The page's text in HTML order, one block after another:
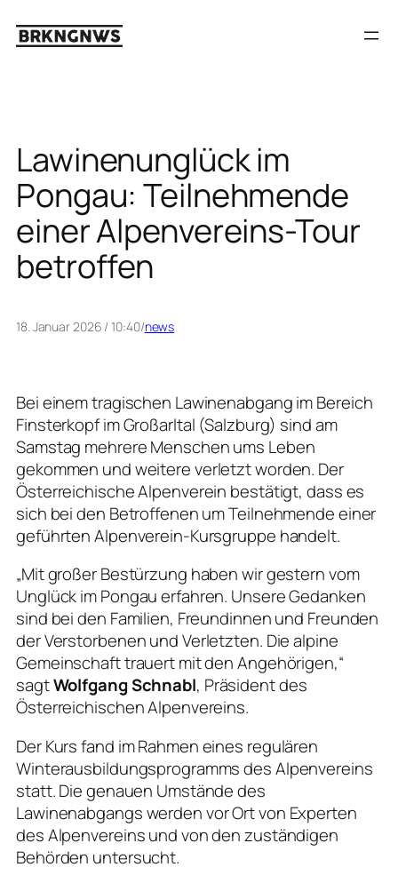
Inhalt
Lawinenunglück im
Pongau: Teilnehmende
einer Alpenvereins-Tour
betroffen
18. Januar 2026 / 10:40/news
Bei einem tragischen Lawinenabgang im Bereich
Finsterkopf im Großarltal (Salzburg) sind am
Samstag mehrere Menschen ums Leben
gekommen und weitere verletzt worden. Der
Österreichische Alpenverein bestätigt, dass es
sich bei den Betroffenen um Teilnehmende einer
geführten Alpenverein-Kursgruppe handelt.
„Mit großer Bestürzung haben wir gestern vom
Unglück im Pongau erfahren. Unsere Gedanken
sind bei den Familien, Freundinnen und Freunden
der Verstorbenen und Verletzten. Die alpine
Gemeinschaft trauert mit den Angehörigen,“
sagtWolfgang Schnabl, Präsident des
Österreichischen Alpenvereins.
Der Kurs fand im Rahmen eines regulären
Winterausbildungsprogramms des Alpenvereins
statt. Die genauen Umstände des
Lawinenabgangs werden vor Ort von Experten
des Alpenvereins und von den zuständigen
Behörden untersucht.